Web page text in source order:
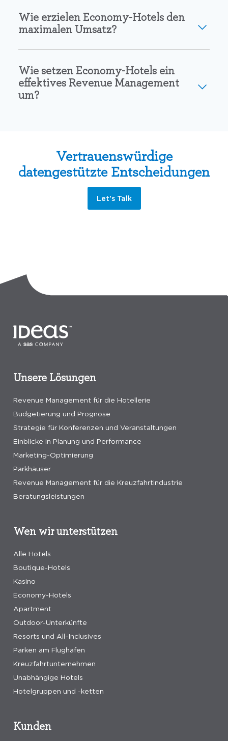
Wie erzielen Economy-Hotels den
maximalen Umsatz?
Wie setzen Economy-Hotels ein
effektives Revenue Management
um?
Vertrauenswürdige
datengestützte Entscheidungen
Let's Talk
Unsere Lösungen
Revenue Management für die Hotellerie
Budgetierung und Prognose
Strategie für Konferenzen und Veranstaltungen
Einblicke in Planung und Performance
Marketing-Optimierung
Parkhäuser
Revenue Management für die Kreuzfahrtindustrie
Beratungsleistungen
Wen wir unterstützen
Alle Hotels
Boutique-Hotels
Kasino
Economy-Hotels
Apartment
Outdoor-Unterkünfte
Resorts und All-Inclusives
Parken am Flughafen
Kreuzfahrtunternehmen
Unabhängige Hotels
Hotelgruppen und -ketten
Kunden